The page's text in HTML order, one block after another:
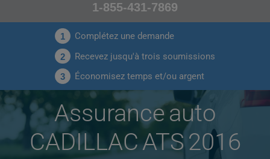
1-855-431-7869
1 Complétez une demande
2 Recevez jusqu'à trois soumissions
3 Économisez temps et/ou argent
Assurance auto
CADILLAC ATS 2016